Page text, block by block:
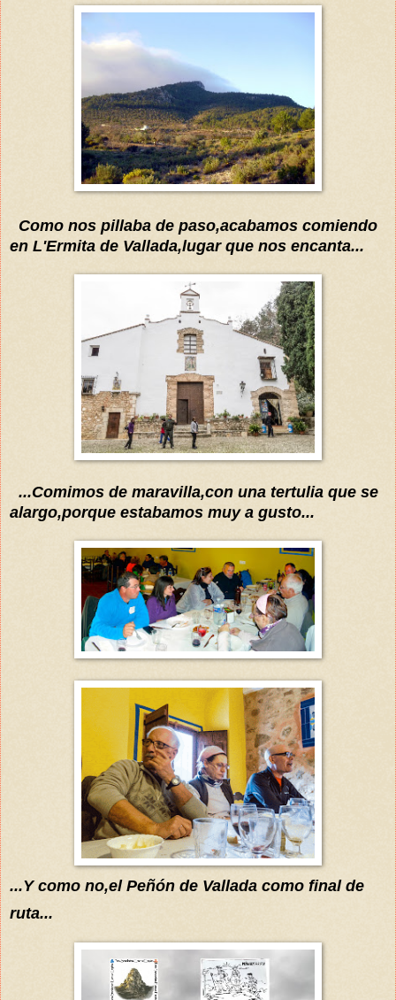
Como nos pillaba de paso,acabamos comiendo
en L'Ermita de Vallada,lugar que nos encanta...
...Comimos de maravilla,con una tertulia que se
alargo,porque estabamos muy a gusto...
...Y como no,el Peñón de Vallada como final de
ruta...